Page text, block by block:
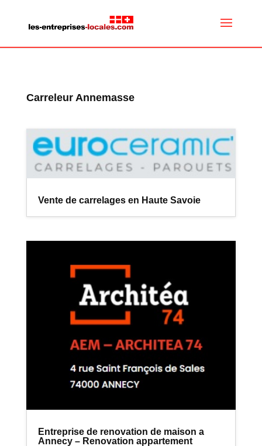
Carreleur Annemasse
Vente de carrelages en Haute Savoie
Entreprise de renovation de maison a
Annecy – Renovation appartement